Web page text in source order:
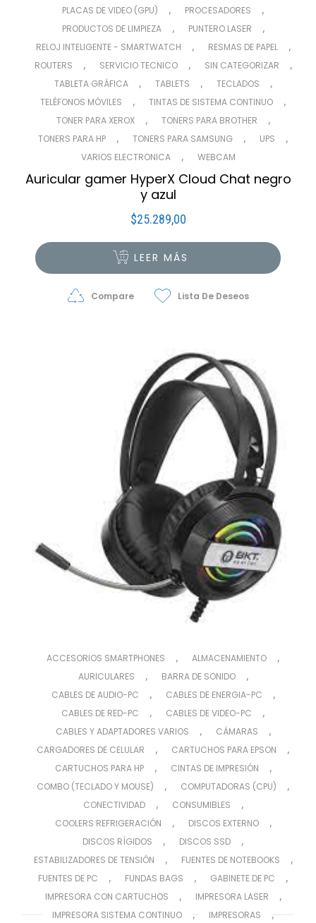
PLACAS DE VIDEO (GPU) , PROCESADORES ,
PRODUCTOS DE LIMPIEZA , PUNTERO LASER ,
RELOJ INTELIGENTE - SMARTWATCH , RESMAS DE PAPEL ,
ROUTERS , SERVICIO TECNICO , SIN CATEGORIZAR ,
TABLETA GRÁFICA , TABLETS , TECLADOS ,
TELÉFONOS MÓVILES , TINTAS DE SISTEMA CONTINUO ,
TONER PARA XEROX , TONERS PARA BROTHER ,
TONERS PARA HP , TONERS PARA SAMSUNG , UPS ,
VARIOS ELECTRONICA , WEBCAM
Auricular gamer HyperX Cloud Chat negro
y azul
$25.289,00
LEER MÁS
Compare Lista De Deseos
ACCESORIOS SMARTPHONES , ALMACENAMIENTO ,
AURICULARES , BARRA DE SONIDO ,
CABLES DE AUDIO-PC , CABLES DE ENERGIA-PC ,
CABLES DE RED-PC , CABLES DE VIDEO-PC ,
CABLES Y ADAPTADORES VARIOS , CÁMARAS ,
CARGADORES DE CELULAR , CARTUCHOS PARA EPSON ,
CARTUCHOS PARA HP , CINTAS DE IMPRESIÓN ,
COMBO (TECLADO Y MOUSE) , COMPUTADORAS (CPU) ,
CONECTIVIDAD , CONSUMIBLES ,
COOLERS REFRIGERACIÓN , DISCOS EXTERNO ,
DISCOS RÍGIDOS , DISCOS SSD ,
ESTABILIZADORES DE TENSIÓN , FUENTES DE NOTEBOOKS ,
FUENTES DE PC , FUNDAS BAGS , GABINETE DE PC ,
IMPRESORA CON CARTUCHOS , IMPRESORA LASER ,
IMPRESORA SISTEMA CONTINUO , IMPRESORAS ,